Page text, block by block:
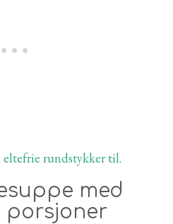
eltefrie rundstykker til.
med
porsjoner